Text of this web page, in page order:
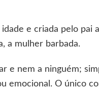
e criada pelo pai
a mulher barbada.
e nem a ninguém;
emocional. O único